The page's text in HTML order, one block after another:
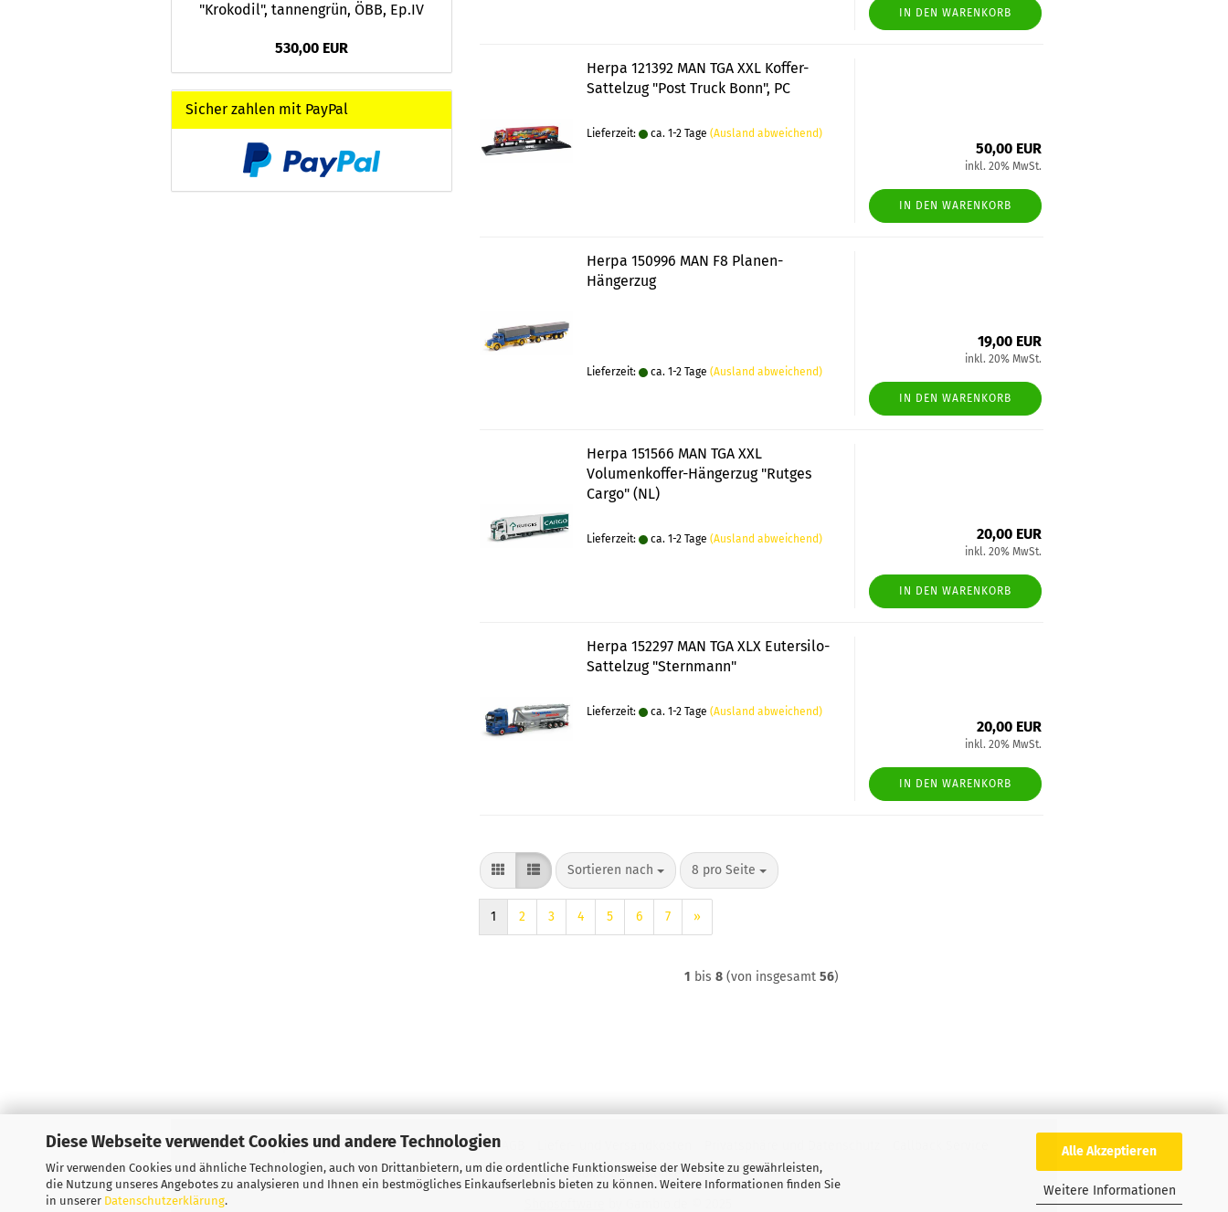
Diese Webseite verwendet Cookies und andere Technologien
Wir verwenden Cookies und ähnliche Technologien, auch von Drittanbietern, um die ordentliche Funktionsweise der Website zu gewährleisten,
die Nutzung unseres Angebotes zu analysieren und Ihnen ein bestmögliches Einkaufserlebnis bieten zu können. Weitere Informationen finden Sie
in unserer Datenschutzerklärung.
Alle Akzeptieren
Weitere Informationen
IN DEN WARENKORB
Herpa 121392 MAN TGA XXL Koffer-
Sattelzug "Post Truck Bonn", PC
Lieferzeit: ca. 1-2 Tage (Ausland abweichend)
50,00 EUR
inkl. 20% MwSt.
IN DEN WARENKORB
Herpa 150996 MAN F8 Planen-
Hängerzug
Lieferzeit: ca. 1-2 Tage (Ausland abweichend)
19,00 EUR
inkl. 20% MwSt.
IN DEN WARENKORB
Herpa 151566 MAN TGA XXL
Volumenkoffer-Hängerzug "Rutges
Cargo" (NL)
Lieferzeit: ca. 1-2 Tage (Ausland abweichend) 20,00 EUR
inkl. 20% MwSt.
IN DEN WARENKORB
Herpa 152297 MAN TGA XLX Eutersilo-
Sattelzug "Sternmann"
Lieferzeit: ca. 1-2 Tage (Ausland abweichend)
20,00 EUR
inkl. 20% MwSt.
IN DEN WARENKORB
Sortieren nach
Sortieren nach 8 pro Seite
pro Seite
1 2 3 4 5 6 7 »
1 bis8 (von insgesamt56)
"Krokodil", tannengrün, ÖBB, Ep.IV
530,00 EUR
Sicher zahlen mit PayPal
Impressum Kontakt Widerrufsrecht
Cookie Einstellungen